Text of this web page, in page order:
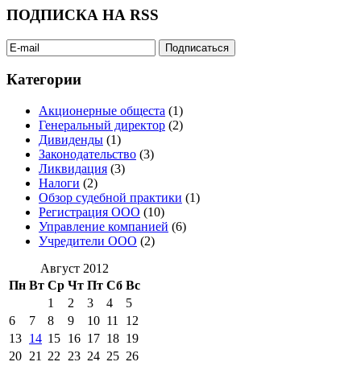
ПОДПИСКА НА RSS
Категории
Акционерные общеста (1)
Генеральный директор (2)
Дивиденды (1)
Законодательство (3)
Ликвидация (3)
Налоги (2)
Обзор судебной практики (1)
Регистрация ООО (10)
Управление компанией (6)
Учредители ООО (2)
Август 2012
Пн Вт Ср Чт Пт Сб Вс
1 2 3 4
5
6
7 8 9 10 11
12
13 14 15 16 17 18 19
20 21 22 23 24 25 26